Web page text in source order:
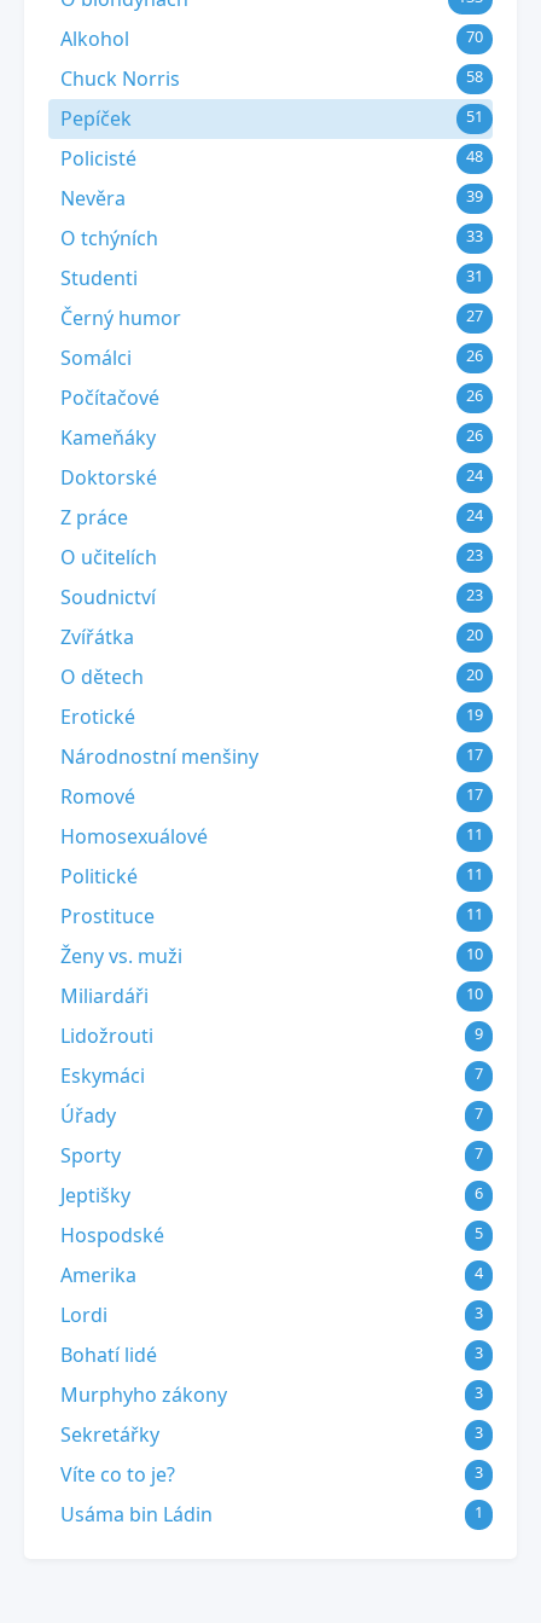
Alkohol 70
Chuck Norris 58
Pepíček 51
Policisté 48
Nevěra 39
O tchýních 33
Studenti 31
Černý humor 27
Somálci 26
Počítačové 26
Kameňáky 26
Doktorské 24
Z práce 24
O učitelích 23
Soudnictví 23
Zvířátka 20
O dětech 20
Erotické 19
Národnostní menšiny 17
Romové 17
Homosexuálové 11
Politické 11
Prostituce 11
Ženy vs. muži 10
Miliardáři 10
Lidožrouti 9
Eskymáci 7
Úřady 7
Sporty 7
Jeptišky 6
Hospodské 5
Amerika 4
Lordi 3
Bohatí lidé 3
Murphyho zákony 3
Sekretářky 3
Víte co to je? 3
Usáma bin Ládin 1